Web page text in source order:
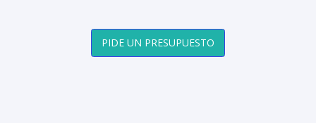
PIDE UN PRESUPUESTO